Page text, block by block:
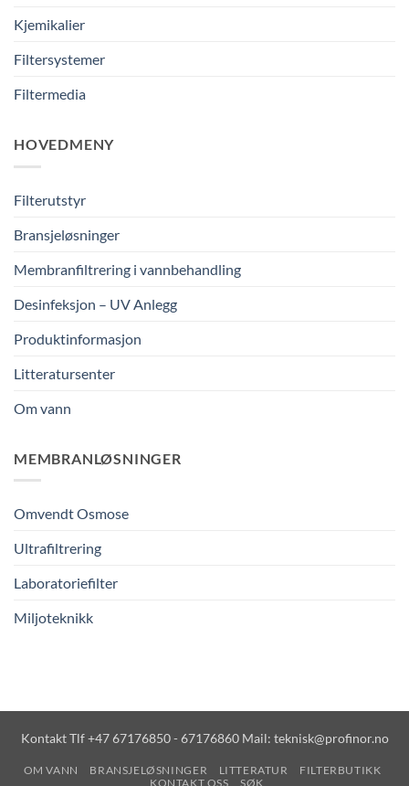
Kjemikalier
Filtersystemer
Filtermedia
HOVEDMENY
Filterutstyr
Bransjeløsninger
Membranfiltrering i vannbehandling
Desinfeksjon – UV Anlegg
Produktinformasjon
Litteratursenter
Om vann
MEMBRANLØSNINGER
Omvendt Osmose
Ultrafiltrering
Laboratoriefilter
Miljoteknikk
Kontakt Tlf +47 67176850 - 67176860 Mail: teknisk@profinor.no
OM VANN BRANSJELØSNINGER LITTERATUR
FILTERBUTIKK
KONTAKT OSS
SØK